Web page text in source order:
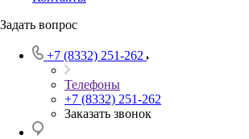
Задать вопрос
+7 (8332) 251-262
Телефоны
+7 (8332) 251-262
Заказать звонок